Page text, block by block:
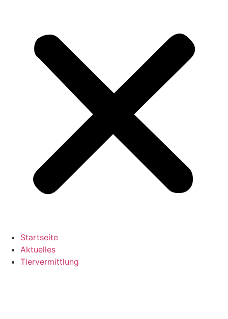
Startseite
Aktuelles
Tiervermittlung